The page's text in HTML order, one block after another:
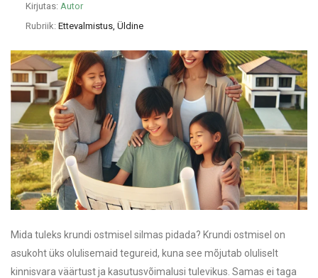
Kirjutas: Autor
Rubriik: Ettevalmistus, Üldine
Mida tuleks krundi ostmisel silmas pidada? Krundi ostmisel on
asukoht üks olulisemaid tegureid, kuna see mõjutab oluliselt
kinnisvara väärtust ja kasutusvõimalusi tulevikus. Samas ei taga